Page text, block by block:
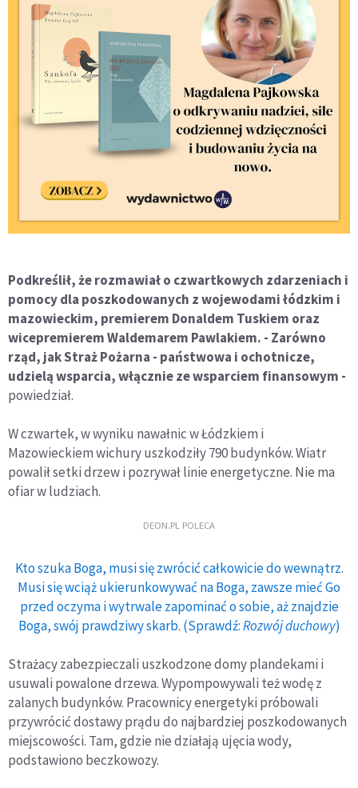
Podkreślił, że rozmawiał o czwartkowych zdarzeniach i
pomocy dla poszkodowanych z wojewodami łódzkim i
mazowieckim, premierem Donaldem Tuskiem oraz
wicepremierem Waldemarem Pawlakiem. - Zarówno
rząd, jak Straż Pożarna - państwowa i ochotnicze,
udzielą wsparcia, włącznie ze wsparciem finansowym -
powiedział.
W czwartek, w wyniku nawałnic w Łódzkiem i
Mazowieckiem wichury uszkodziły 790 budynków. Wiatr
powalił setki drzew i pozrywał linie energetyczne. Nie ma
ofiar w ludziach.
DEON.PL POLECA
Kto szuka Boga, musi się zwrócić całkowicie do wewnątrz.
Musi się wciąż ukierunkowywać na Boga, zawsze mieć Go
przed oczyma i wytrwale zapominać o sobie, aż znajdzie
Boga, swój prawdziwy skarb. (Sprawdź:Rozwój duchowy)
Strażacy zabezpieczali uszkodzone domy plandekami i
usuwali powalone drzewa. Wypompowywali też wodę z
zalanych budynków. Pracownicy energetyki próbowali
przywrócić dostawy prądu do najbardziej poszkodowanych
miejscowości. Tam, gdzie nie działają ujęcia wody,
podstawiono beczkowozy.